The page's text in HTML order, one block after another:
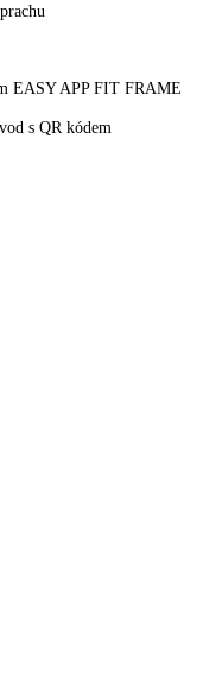
EASY APP FIT FRAME
s QR kódem